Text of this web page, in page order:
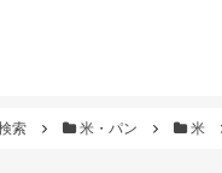
索 米・パン 米